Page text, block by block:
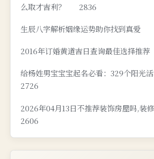
么取才吉利？
2836
生辰八字解析姻缘运势助你找到真爱
2016年订婚黄道吉日查询最佳选择推荐
给杨姓男宝宝宝起名必看：329个阳光
2726
2026年04月13日不推荐装饰房屋吗,装
2606